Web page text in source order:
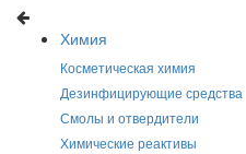
Химия
Косметическая химия
Дезинфицирующие средства
Смолы и отвердители
Химические реактивы